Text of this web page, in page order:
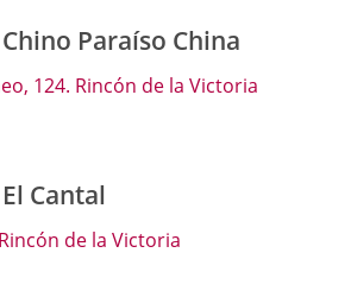
Paraíso China
124. Rincón de la Victoria
Cantal
de la Victoria